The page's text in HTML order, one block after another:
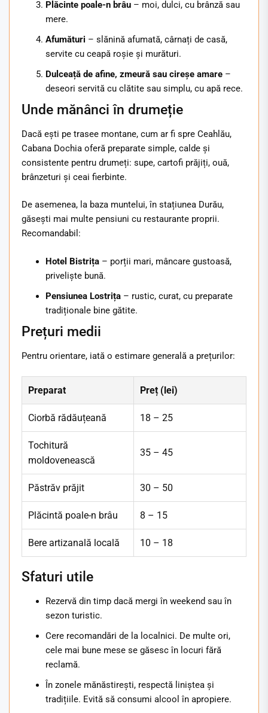
Plăcinte poale-n brâu – moi, dulci, cu brânză sau
mere.
Afumături – slănină afumată, cârnați de casă,
servite cu ceapă roșie și murături.
Dulceață de afine, zmeură sau cireșe amare –
deseori servită cu clătite sau simplu, cu apă rece.
Unde mănânci în drumeție
Dacă ești pe trasee montane, cum ar fi spre Ceahlău,
Cabana Dochia oferă preparate simple, calde și
consistente pentru drumeți: supe, cartofi prăjiți, ouă,
brânzeturi și ceai fierbinte.
De asemenea, la baza muntelui, în stațiunea Durău,
găsești mai multe pensiuni cu restaurante proprii.
Recomandabil:
Hotel Bistrița – porții mari, mâncare gustoasă,
priveliște bună.
Pensiunea Lostrița – rustic, curat, cu preparate
tradiționale bine gătite.
Prețuri medii
Pentru orientare, iată o estimare generală a prețurilor:
Preparat Preț (lei)
Ciorbă rădăuțeană 18 – 25
Tochitură
moldovenească
35 – 45
Păstrăv prăjit 30 – 50
Plăcintă poale-n brâu 8 – 15
Bere artizanală locală 10 – 18
Sfaturi utile
Rezervă din timp dacă mergi în weekend sau în
sezon turistic.
Cere recomandări de la localnici. De multe ori,
cele mai bune mese se găsesc în locuri fără
reclamă.
În zonele mănăstirești, respectă liniștea și
tradițiile. Evită să consumi alcool în apropiere.